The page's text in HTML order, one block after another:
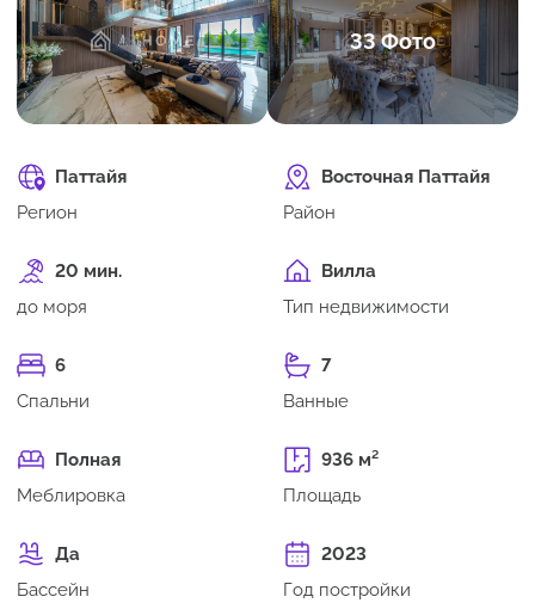
33 Фото
Паттайя
Регион
Восточная Паттайя
Район
20 мин.
до моря
Вилла
Тип недвижимости
6
Спальни
7
Ванные
Полная
Меблировка
936 м²
Площадь
Да
Бассейн
2023
Год постройки